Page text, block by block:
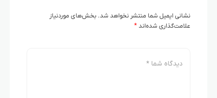
نشانی ایمیل شما منتشر نخواهد شد. بخش‌های موردنیاز
علامت‌گذاری شده‌اند*